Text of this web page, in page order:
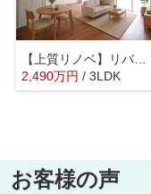
【上質リノベ】リバーサイドネオ舟入
2,490万円 / 3LDK
お客様の声